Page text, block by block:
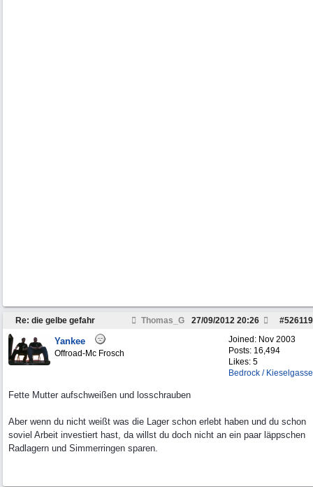
Re: die gelbe gefahr Thomas_G #526119
27/09/2012 20:26
Joined: Nov 2003
Posts: 16,494
Likes: 5
Bedrock / Kieselgasse
Yankee
Offroad-Mc Frosch
Fette Mutter aufschweißen und losschrauben
Aber wenn du nicht weißt was die Lager schon erlebt haben und du schon
soviel Arbeit investiert hast, da willst du doch nicht an ein paar läppschen
Radlagern und Simmerringen sparen.